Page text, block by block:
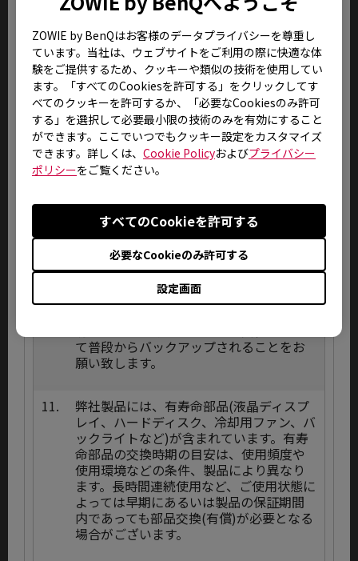
ZOWIE by BenQはお客様のデータプライバシーを尊重し
ています。当社は、ウェブサイトをご利用の際に快適な体
験をご提供するため、クッキーや類似の技術を使用してい
ます。「すべてのCookiesを許可する」をクリックしてす
べてのクッキーを許可するか、「必要なCookiesのみ許可
する」を選択して必要最小限の技術のみを有効にすること
ができます。ここでいつでもクッキー設定をカスタマイズ
できます。詳しくは、 Cookie Policyおよびプライバシー
ポリシーをご覧ください。
設定画面
必要なCookieのみ許可する
すべてのCookieを許可する
了承ください。
9.
液晶パネルは極めて精密度の高い技術で
製造されておりますが、製造上の物理的
な限界により、画面中に常時点灯、ある
いは不点灯の画素(ドット抜け)が発生する
場合がございます。これは弊社規定内品質
として出荷させていただいておりますの
で、修理・交換対象外とさせていただい
ております。
誤動作や故障、または修理の際には、本
体の記憶装置に記録されたお客様のデー
タやインストールされたアプリケーショ
ンが消去される場合がありますが、これ
による損害については、弊社はその責任
を一切負いませんので、あらかじめご了
て普段からバックアップされることをお
願い致します。
11.
弊社製品には、有寿命部品(液晶ディスプ
レイ、ハードディスク、冷却用ファン、バ
ックライトなど)が含まれています。有寿
命部品の交換時期の目安は、使用頻度や
使用環境などの条件、製品により異なり
ます。長時間連続使用など、ご使用状態に
よっては早期にあるいは製品の保証期間
内であっても部品交換(有償)が必要となる
場合がございます。